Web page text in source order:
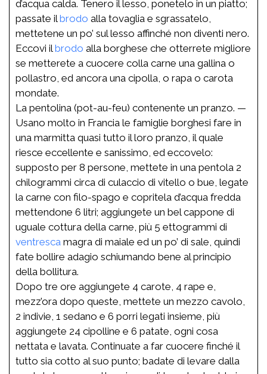
d’acqua calda. Tenero il lesso, ponetelo in un piatto;
passate ilbrodo alla tovaglia e sgrassatelo,
mettetene un po’ sul lesso affinché non diventi nero.
Eccovi ilbrodo alla borghese che otterrete migliore
se metterete a cuocere colla carne una gallina o
pollastro, ed ancora una cipolla, o rapa o carota
mondate.
La pentolina (pot-au-feu) contenente un pranzo. —
Usano molto in Francia le famiglie borghesi fare in
una marmitta quasi tutto il loro pranzo, il quale
riesce eccellente e sanissimo, ed eccovelo:
supposto per 8 persone, mettete in una pentola 2
chilogrammi circa di culaccio di vitello o bue, legate
la carne con filo-spago e copritela d’acqua fredda
mettendone 6 litri; aggiungete un bel cappone di
uguale cottura della carne, più 5 ettogrammi di
ventresca magra di maiale ed un po’ di sale, quindi
fate bollire adagio schiumando bene al principio
della bollitura.
Dopo tre ore aggiungete 4 carote, 4 rape e,
mezz’ora dopo queste, mettete un mezzo cavolo,
2 indivie, 1 sedano e 6 porri legati insieme, più
aggiungete 24 cipolline e 6 patate, ogni cosa
nettata e lavata. Continuate a far cuocere finché il
tutto sia cotto al suo punto; badate di levare dalla